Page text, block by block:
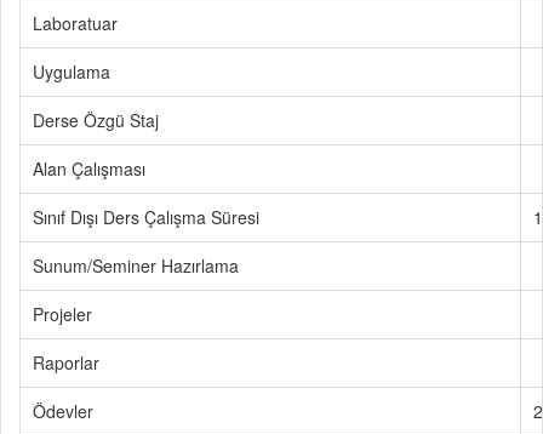
Laboratuar
Uygulama
Derse Özgü Staj
Alan Çalışması
Sınıf Dışı Ders Çalışma Süresi
Sunum/Seminer Hazırlama
Projeler
Raporlar
Ödevler
2